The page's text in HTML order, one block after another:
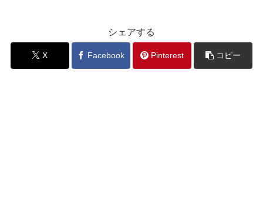
シェアする
X Facebook Pinterest コピー